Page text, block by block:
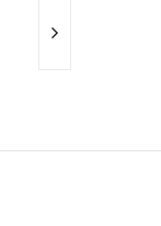
Servizio clienti